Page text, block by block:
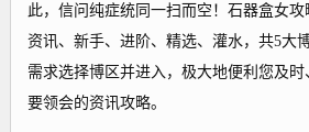
此，信问纯症统同一扫而空！石器盒女
资讯、新手、进阶、精选、灌水，共5大
需求选择博区并进入，极大地便利您及
要领会的资讯攻略。